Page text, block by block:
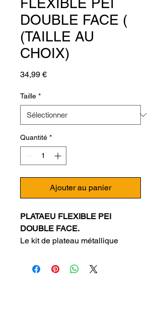
DOUBLE FACE (
(TAILLE AU
CHOIX)
34,99 €Prix
Taille *
Quantité *
Ajouter au panier
PLATAEU FLEXIBLE PEI
DOUBLE FACE.
Le kit de plateau métallique
haut de gamme conçu pour les